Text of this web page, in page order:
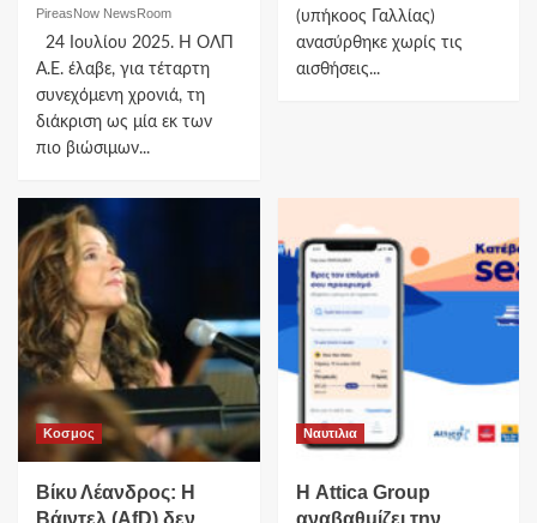
PireasNow NewsRoom
24 Ιουλίου 2025. Η ΟΛΠ
Α.Ε. έλαβε, για τέταρτη
συνεχόμενη χρονιά, τη
διάκριση ως μία εκ των
πιο βιώσιμων...
(υπήκοος Γαλλίας)
ανασύρθηκε χωρίς τις
αισθήσεις...
Κοσμος
Βίκυ Λέανδρος: Η
Βάιντελ (AfD) δεν
Ναυτιλια
Η Attica Group
αναβαθμίζει την